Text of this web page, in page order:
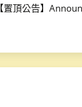
【置頂公告】